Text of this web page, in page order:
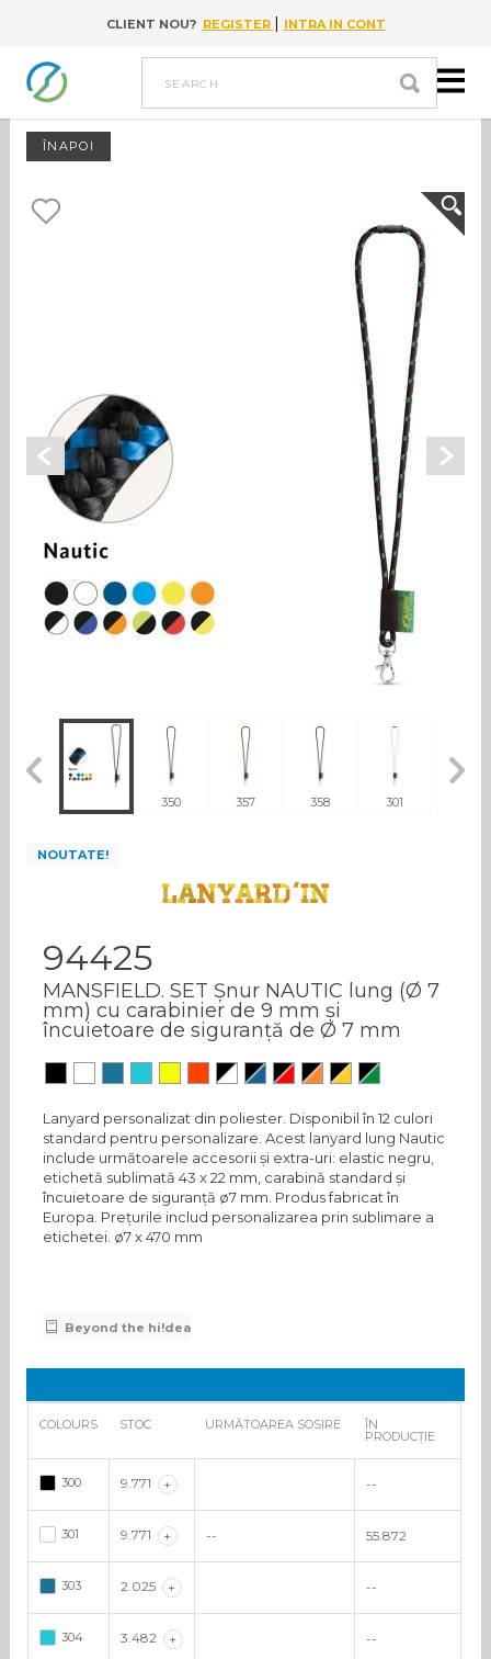
Go to content
CLIENT NOU? REGISTER | INTRA IN CONT
search
ÎNAPOI
350 357 358 301
NOUTATE!
94425
MANSFIELD. SET Șnur NAUTIC lung (Ø 7
mm) cu carabinier de 9 mm și
încuietoare de siguranță de Ø 7 mm
Lanyard personalizat din poliester. Disponibil în 12 culori
standard pentru personalizare. Acest lanyard lung Nautic
include următoarele accesorii și extra-uri: elastic negru,
etichetă sublimată 43 x 22 mm, carabină standard și
încuietoare de siguranță ø7 mm. Produs fabricat în
Europa. Prețurile includ personalizarea prin sublimare a
etichetei. ø7 x 470 mm
Beyond the hi!dea
COLOURS STOC URMĂTOAREA SOSIRE ÎN
PRODUCȚIE
300 9.771 + --
301 9.771 + -- 55.872
303 2.025 + --
304 3.482 + --